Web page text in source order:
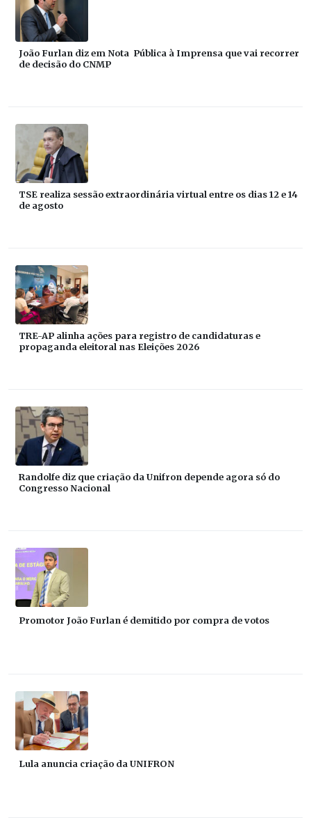
João Furlan diz em Nota Pública à Imprensa que vai recorrer
de decisão do CNMP
TSE realiza sessão extraordinária virtual entre os dias 12 e 14
de agosto
TRE-AP alinha ações para registro de candidaturas e
propaganda eleitoral nas Eleições 2026
Randolfe diz que criação da Unifron depende agora só do
Congresso Nacional
Promotor João Furlan é demitido por compra de votos
Lula anuncia criação da UNIFRON